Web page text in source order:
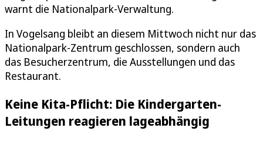
warnt die Nationalpark-Verwaltung.
In Vogelsang bleibt an diesem Mittwoch nicht nur das
Nationalpark-Zentrum geschlossen, sondern auch
das Besucherzentrum, die Ausstellungen und das
Restaurant.
Keine Kita-Pflicht: Die Kindergarten-
Leitungen reagieren lageabhängig